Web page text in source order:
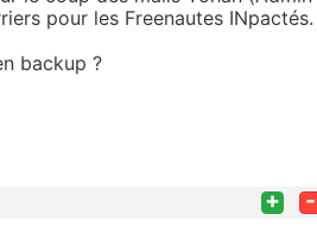
pour les Freenautes INpactés.
backup ?
+ -